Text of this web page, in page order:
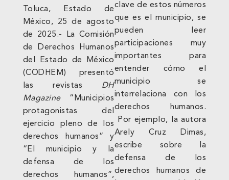
Toluca, Estado de
México, 25 de agosto
de 2025.- La Comisión
de Derechos Humanos
del Estado de México
(CODHEM) presentó
las revistas DH
Magazine“Municipios
protagonistas del
ejercicio pleno de los
derechos humanos” y
“El municipio y la
defensa de los
derechos humanos”,
clave de estos números
que es el municipio, se
pueden leer
participaciones muy
importantes para
entender cómo el
municipio se
interrelaciona con los
derechos humanos.
Por ejemplo, la autora
Arely Cruz Dimas,
escribe sobre la
defensa de los
derechos humanos de